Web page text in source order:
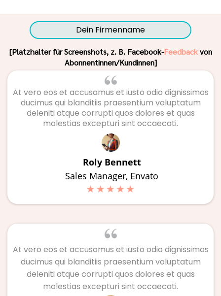
Dein Firmenname
[Platzhalter für Screenshots, z. B. Facebook-Feedbackvon
Abonnentinnen/Kundinnen]
At vero eos et accusamus et iusto odio dignissimos
ducimus qui blanditiis praesentium voluptatum
deleniti atque corrupti quos dolores et quas
molestias excepturi sint occaecati.
Roly Bennett
Sales Manager, Envato
At vero eos et accusamus et iusto odio dignissimos
ducimus qui blanditiis praesentium voluptatum
deleniti atque corrupti quos dolores et quas
molestias excepturi sint occaecati.